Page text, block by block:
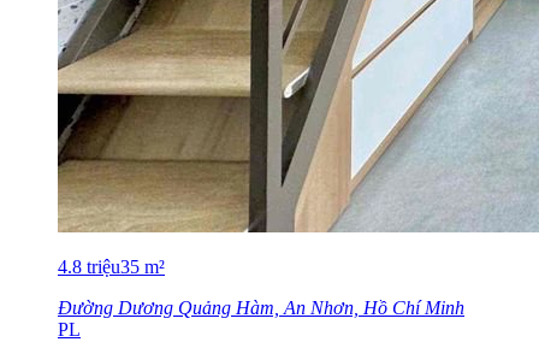
4.8 triệu35 m²
Đường Dương Quảng Hàm, An Nhơn, Hồ Chí Minh
PL